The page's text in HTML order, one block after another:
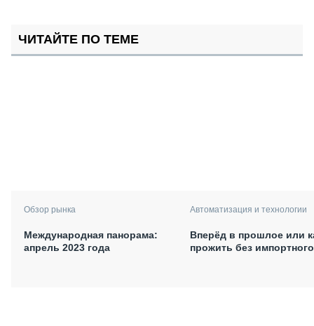
ЧИТАЙТЕ ПО ТЕМЕ
Обзор рынка
Международная панорама:
апрель 2023 года
Автоматизация и технологии
Вперёд в прошлое или
прожить без импортного